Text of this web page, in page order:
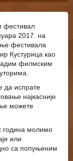
фестивал
2017. на
фестивала
Кустурица као
филмским
да испрате
најкасније
можете
година молимо
или
са попуњеним